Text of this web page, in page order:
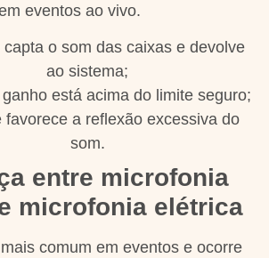
eventos ao vivo.
capta o som das caixas e devolve
ao sistema;
está acima do limite seguro;
favorece a reflexão excessiva do
som.
entre microfonia
microfonia elétrica
comum em eventos e ocorre